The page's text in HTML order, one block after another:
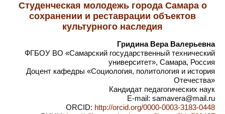
Студенческая молодежь города Самара о
сохранении и реставрации объектов
культурного наследия
Гридина Вера Валерьевна
ФГБОУ ВО «Самарский государственный технический
университет», Самара, Россия
Доцент кафедры «Социология, политология и история
Отечества»
Кандидат педагогических наук
E-mail: samavera@mail.ru
ORCID: http://orcid.org/0000-0003-3183-0448